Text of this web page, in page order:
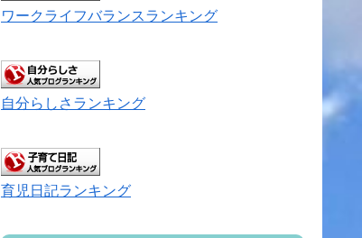
ワークライフバランスランキング
自分らしさランキング
育児日記ランキング